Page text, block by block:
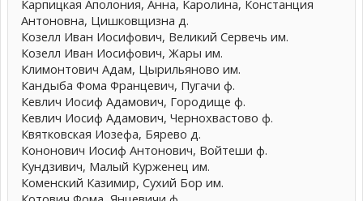
Карпицкая Аполония, Анна, Каролина, Констанция
Антоновна, Цишковщизна д.
Козелл Иван Иосифович, Великий Сервечь им.
Козелл Иван Иосифович, Жары им.
Климонтович Адам, Цырильяново им.
Кандыба Фома Францевич, Пугачи ф.
Кевлич Иосиф Адамович, Городище ф.
Кевлич Иосиф Адамович, Чернохвастово ф.
Квятковская Иозефа, Бярево д.
Кононович Иосиф Антонович, Войтеши ф.
Кундзивич, Малый Курженец им.
Коменский Казимир, Сухий Бор им.